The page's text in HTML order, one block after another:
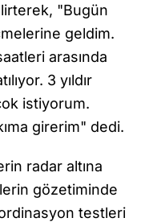
"Bugün
geldim.
arasında
3 yıldır
istiyorum.
girerim" dedi.
radar altına
gözetiminde
testleri